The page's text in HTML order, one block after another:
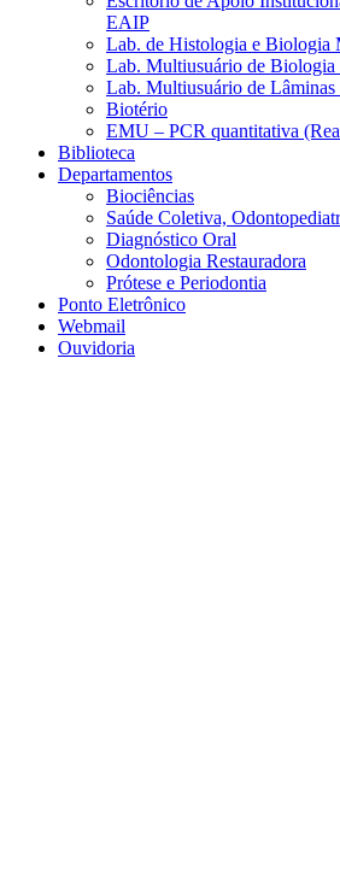
EAIP
Lab. de Histologia e Biologia
Lab. Multiusuário de Biologia
Lab. Multiusuário de
Biotério
EMU – PCR quantitativa
Biblioteca
Departamentos
Biociências
Saúde Coletiva,
Diagnóstico Oral
Odontologia Restauradora
Prótese e Periodontia
Ponto Eletrônico
Webmail
Ouvidoria